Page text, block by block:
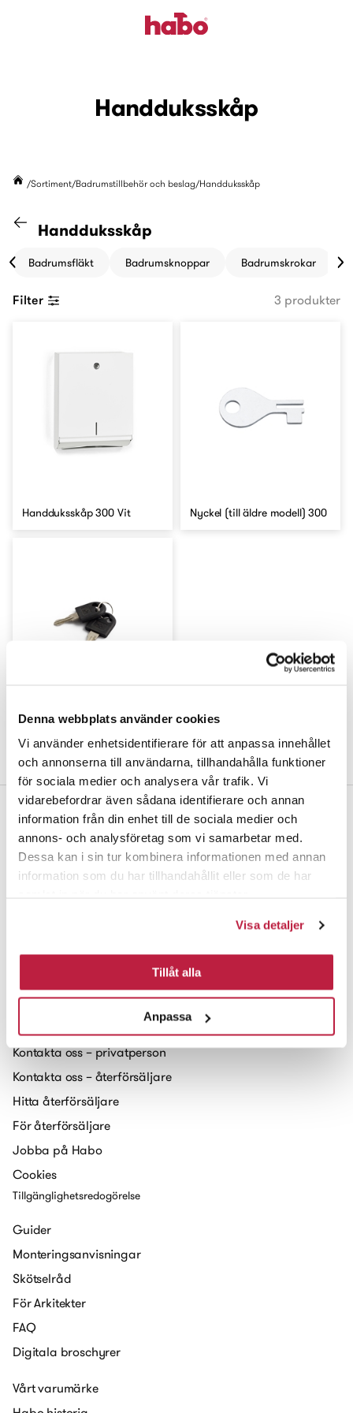
Denna webbplats använder cookies
Vi använder enhetsidentifierare för att anpassa innehållet
och annonserna till användarna, tillhandahålla funktioner
för sociala medier och analysera vår trafik. Vi
vidarebefordrar även sådana identifierare och annan
information från din enhet till de sociala medier och
annons- och analysföretag som vi samarbetar med.
Dessa kan i sin tur kombinera informationen med annan
information som du har tillhandahållit eller som de har
Visa detaljer
Tillåt alla
Anpassa
Handduksskåp
Sortiment Badrumstillbehör och beslag Handduksskåp
Gå till kategorin "Badrumstillbehör och
Handduksskåp
Badrumsfläkt Badrumsknoppar Badrumskrokar
Filter 3 produkter
Handduksskåp 300 Vit Nyckel (till äldre modell) 300
Nyckel (till ny modell) 300
Habo Gruppen AB
Kontakta oss
Kontakta oss – privatperson
Kontakta oss – återförsäljare
Hitta återförsäljare
För återförsäljare
Jobba på Habo
Cookies
Tillgänglighetsredogörelse
Guider
Monteringsanvisningar
Skötselråd
För Arkitekter
FAQ
Digitala broschyrer
Vårt varumärke